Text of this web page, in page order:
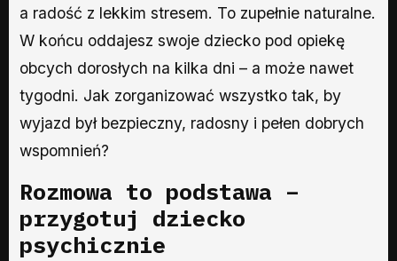
a radość z lekkim stresem. To zupełnie naturalne.
W końcu oddajesz swoje dziecko pod opiekę
obcych dorosłych na kilka dni – a może nawet
tygodni. Jak zorganizować wszystko tak, by
wyjazd był bezpieczny, radosny i pełen dobrych
wspomnień?
Rozmowa to podstawa –
przygotuj dziecko
psychicznie